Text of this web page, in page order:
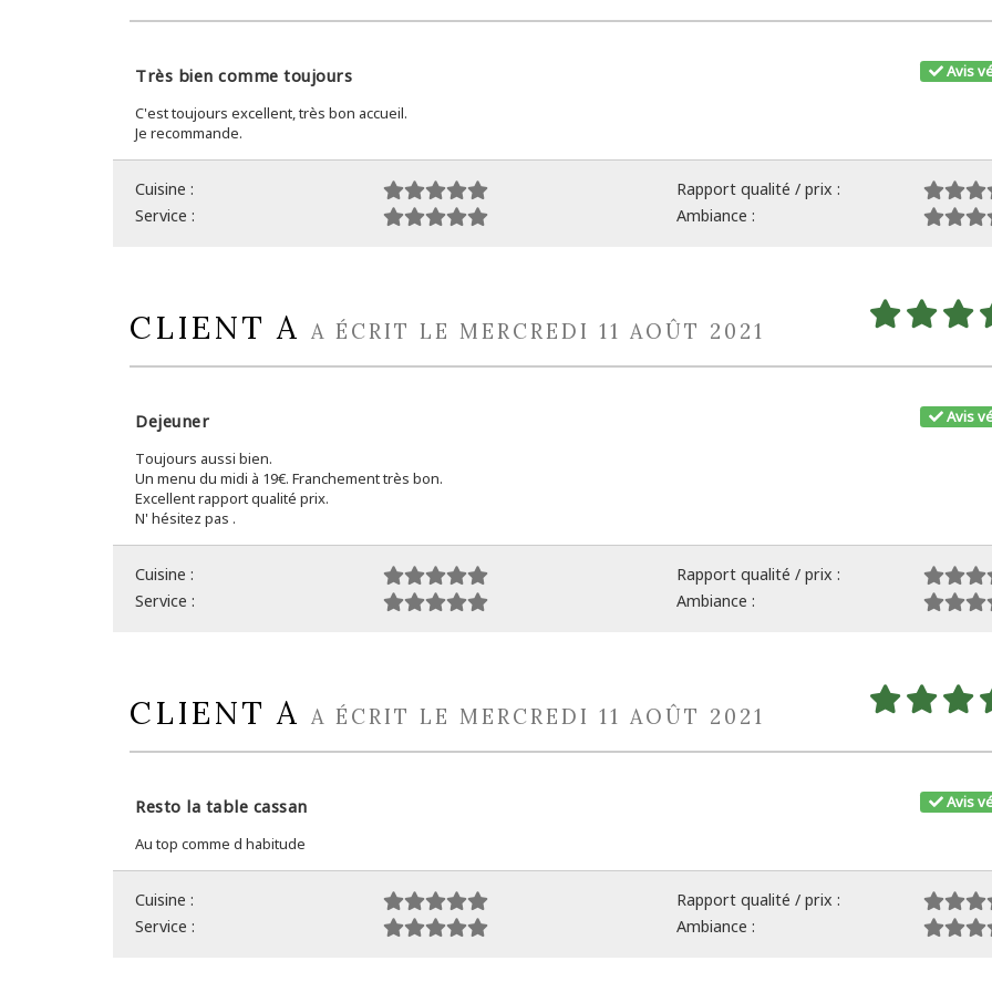
Avis
Très bien comme toujours
C'est toujours excellent, très bon accueil.
Je recommande.
Cuisine :
Rapport qualité / prix :
Service :
Ambiance :
CLIENT A A ÉCRIT LE MERCREDI 11 AOÛT 2021
Avis
Dejeuner
Toujours aussi bien.
Un menu du midi à 19€. Franchement très bon.
Excellent rapport qualité prix.
N' hésitez pas .
Cuisine :
Rapport qualité / prix :
Service :
Ambiance :
CLIENT A A ÉCRIT LE MERCREDI 11 AOÛT 2021
Avis
Resto la table cassan
Au top comme d habitude
Cuisine :
Rapport qualité / prix :
Service :
Ambiance :